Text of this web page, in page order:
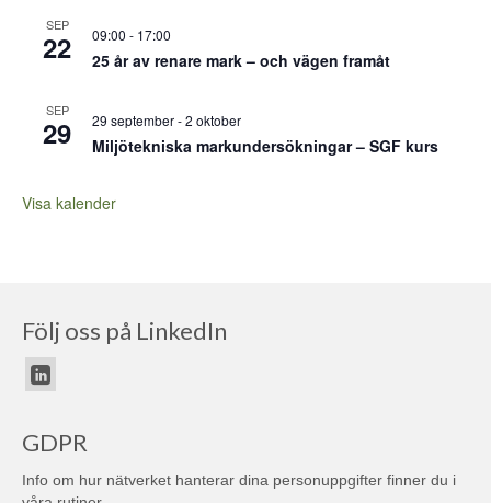
SEP
22 09:00 - 17:00
25 år av renare mark – och vägen framåt
SEP
29 29 september-2 oktober
Miljötekniska markundersökningar – SGF kurs
Visa kalender
Följ oss på LinkedIn
GDPR
Info om hur nätverket hanterar dina personuppgifter finner du i